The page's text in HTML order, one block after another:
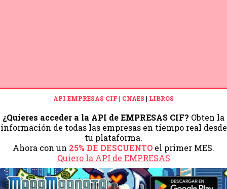
API EMPRESAS CIF | CNAES | LIBROS
¿Quieres acceder a la API de EMPRESAS CIF? Obten la
información de todas las empresas en tiempo real desde
tu plataforma.
Ahora con un 25% DE DESCUENTO el primer MES.
Quiero la API de EMPRESAS